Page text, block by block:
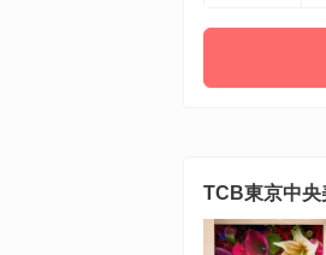
TCB東京中央